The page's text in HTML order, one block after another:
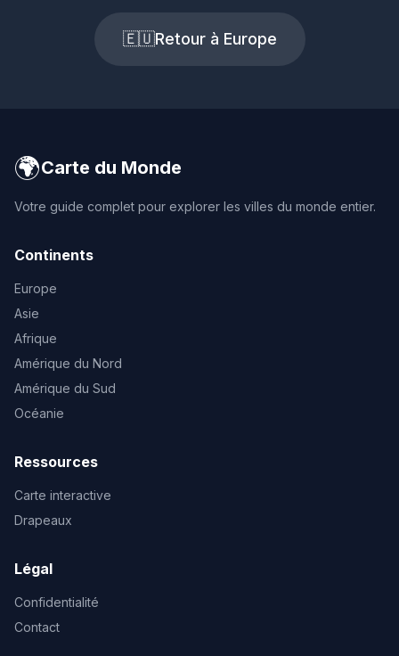
🇪🇺Retour à Europe
🌍Carte du Monde
Votre guide complet pour explorer les villes du monde entier.
Continents
Europe
Asie
Afrique
Amérique du Nord
Amérique du Sud
Océanie
Ressources
Carte interactive
Drapeaux
Légal
Confidentialité
Contact